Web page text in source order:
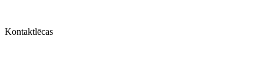
Kontaktlēcas